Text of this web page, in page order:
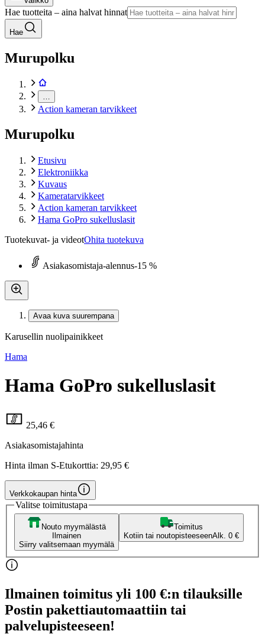
Hae tuotteita – aina halvat hinnat
Hae
Murupolku
Action kameran tarvikkeet
Murupolku
Etusivu
Elektroniikka
Kuvaus
Kameratarvikkeet
Action kameran tarvikkeet
Hama GoPro sukelluslasit
Tuotekuvat- ja videotOhita tuotekuva
Asiakasomistaja-alennus-15 %
Avaa kuva suurempana
Karusellin nuolipainikkeet
Hama
Hama GoPro sukelluslasit
25,46 €
Asiakasomistajahinta
Hinta ilman S-Etukorttia: 29,95 €
Verkkokaupan hinta
Valitse toimitustapa
Nouto myymälästä
Ilmainen
Siirry valitsemaan myymälä
Toimitus
Kotiin tai noutopisteeseenAlk. 0 €
Ilmainen toimitus yli 100 €:n tilauksille
Postin pakettiautomaattiin tai
palvelupisteeseen!